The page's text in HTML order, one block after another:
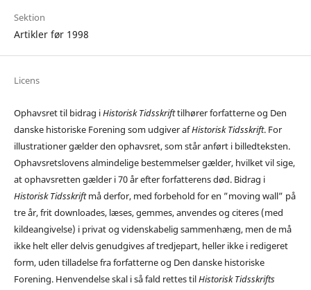
Sektion
Artikler før 1998
Licens
Ophavsret til bidrag iHistorisk Tidsskrifttilhører forfatterne og Den
danske historiske Forening som udgiver afHistorisk Tidsskrift. For
illustrationer gælder den ophavsret, som står anført i billedteksten.
Ophavsretslovens almindelige bestemmelser gælder, hvilket vil sige,
at ophavsretten gælder i 70 år efter forfatterens død. Bidrag i
Historisk Tidsskriftmå derfor, med forbehold for en ”moving wall” på
tre år, frit downloades, læses, gemmes, anvendes og citeres (med
kildeangivelse) i privat og videnskabelig sammenhæng, men de må
ikke helt eller delvis genudgives af tredjepart, heller ikke i redigeret
form, uden tilladelse fra forfatterne og Den danske historiske
Forening. Henvendelse skal i så fald rettes tilHistorisk Tidsskrifts